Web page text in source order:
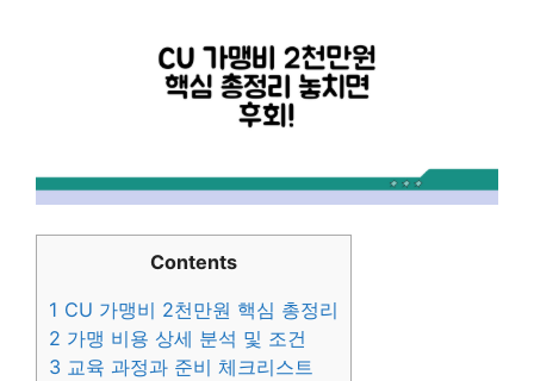
Contents
1 CU 가맹비 2천만원 핵심 총정리
2 가맹 비용 상세 분석 및 조건
3 교육 과정과 준비 체크리스트